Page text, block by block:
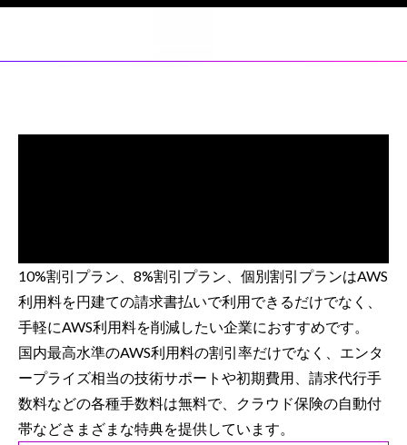
10%割引プラン、8%割引プラン、個別割引プランはAWS
利用料を円建ての請求書払いで利用できるだけでなく、
手軽にAWS利用料を削減したい企業におすすめです。
国内最高水準のAWS利用料の割引率だけでなく、エンタ
ープライズ相当の技術サポートや初期費用、請求代行手
数料などの各種手数料は無料で、クラウド保険の自動付
帯などさまざまな特典を提供しています。